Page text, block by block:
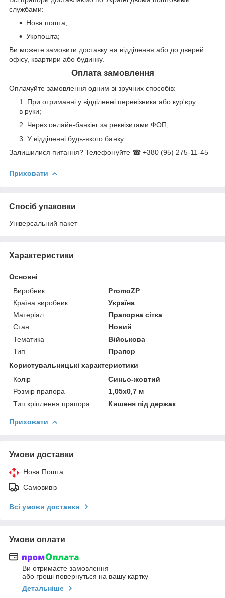
службами:
Нова пошта;
Укрпошта;
Ви можете замовити доставку на відділення або до дверей
офісу, квартири або будинку.
Оплата замовлення
Оплачуйте замовлення одним зі зручних способів:
При отриманні у відділенні перевізника або кур'єру
в руки;
Через онлайн-банкінг за реквізитами ФОП;
У відділенні будь-якого банку.
Залишилися питання? Телефонуйте ☎ +380 (95) 275-11-45
Приховати
Спосіб упаковки
Універсальний пакет
Характеристики
Основні
Виробник
PromoZP
Країна виробник
Україна
Матеріал
Прапорна сітка
Стан
Новий
Тематика
Військова
Тип
Прапор
Користувальницькі характеристики
Колір
Синьо-жовтий
Розмір прапора
1,05х0,7 м
Тип кріплення прапора
Кишеня під держак
Приховати
Умови доставки
Нова Пошта
Самовивіз
Всі умови доставки
Умови оплати
Ви отримаєте замовлення
або гроші повернуться на вашу картку
Детальніше